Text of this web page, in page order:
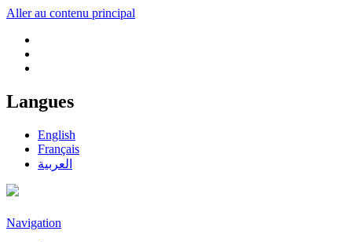
Aller au contenu principal
Langues
English
Français
العربية
Navigation